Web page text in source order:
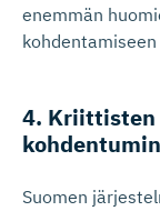
enemmän
4. Kriittisten
Suomen